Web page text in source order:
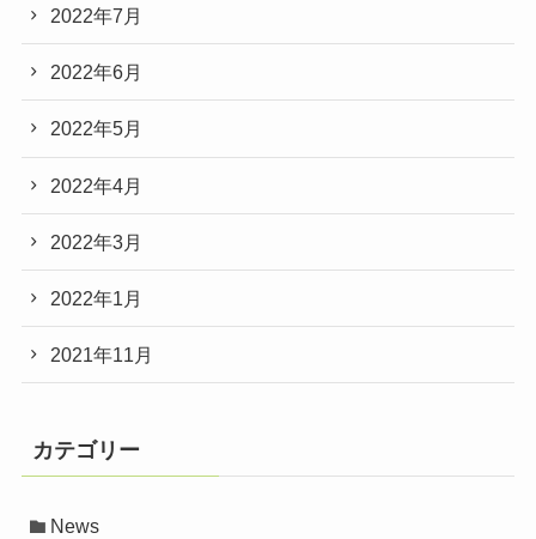
2022年7月
2022年6月
2022年5月
2022年4月
2022年3月
2022年1月
2021年11月
カテゴリー
News